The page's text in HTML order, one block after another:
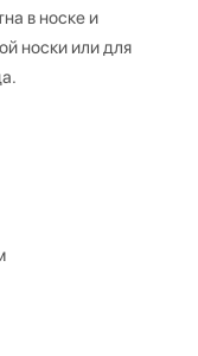
в носке и
носки или для